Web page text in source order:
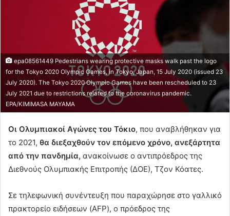
epa08561449 Pedestrians wearing protective masks walk past the logo
for the Tokyo 2020 Olympic Games, in Tokyo, Japan, 15 July 2020 (issued 23
July 2020). The Tokyo 2020 Olympic Games have been rescheduled to 23
July 2021 due to restrictions related to the coronavirus pandemic.
EPA/KIMIMASA MAYAMA
Οι Ολυμπιακοί Αγώνες του Τόκιο, που αναβλήθηκαν για
το 2021, θα διεξαχθούν τον επόμενο χρόνο, ανεξάρτητα
από την πανδημία, ανακοίνωσε ο αντιπρόεδρος της
Διεθνούς Ολυμπιακής Επιτροπής (ΔΟΕ), Τζον Κόατες.
Σε τηλεφωνική συνέντευξη που παραχώρησε στο γαλλικό
πρακτορείο ειδήσεων (AFP), ο πρόεδρος της